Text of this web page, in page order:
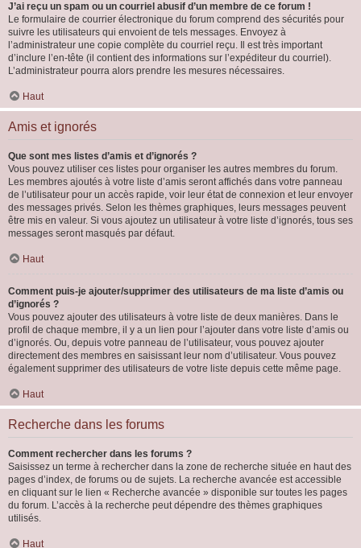
J’ai reçu un spam ou un courriel abusif d’un membre de ce forum !
Le formulaire de courrier électronique du forum comprend des sécurités pour
suivre les utilisateurs qui envoient de tels messages. Envoyez à
l’administrateur une copie complète du courriel reçu. Il est très important
d’inclure l’en-tête (il contient des informations sur l’expéditeur du courriel).
L’administrateur pourra alors prendre les mesures nécessaires.
Haut
Amis et ignorés
Que sont mes listes d’amis et d’ignorés ?
Vous pouvez utiliser ces listes pour organiser les autres membres du forum.
Les membres ajoutés à votre liste d’amis seront affichés dans votre panneau
de l’utilisateur pour un accès rapide, voir leur état de connexion et leur envoyer
des messages privés. Selon les thèmes graphiques, leurs messages peuvent
être mis en valeur. Si vous ajoutez un utilisateur à votre liste d’ignorés, tous ses
messages seront masqués par défaut.
Haut
Comment puis-je ajouter/supprimer des utilisateurs de ma liste d’amis ou
d’ignorés ?
Vous pouvez ajouter des utilisateurs à votre liste de deux manières. Dans le
profil de chaque membre, il y a un lien pour l’ajouter dans votre liste d’amis ou
d’ignorés. Ou, depuis votre panneau de l’utilisateur, vous pouvez ajouter
directement des membres en saisissant leur nom d’utilisateur. Vous pouvez
également supprimer des utilisateurs de votre liste depuis cette même page.
Haut
Recherche dans les forums
Comment rechercher dans les forums ?
Saisissez un terme à rechercher dans la zone de recherche située en haut des
pages d’index, de forums ou de sujets. La recherche avancée est accessible
en cliquant sur le lien « Recherche avancée » disponible sur toutes les pages
du forum. L’accès à la recherche peut dépendre des thèmes graphiques
utilisés.
Haut